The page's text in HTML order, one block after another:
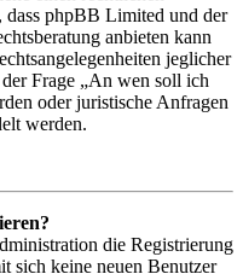
dass phpBB Limited und der
anbieten kann
jeglicher
Frage „An wen soll ich
oder juristische Anfragen
werden.
die Registrierung
sich keine neuen Benutzer